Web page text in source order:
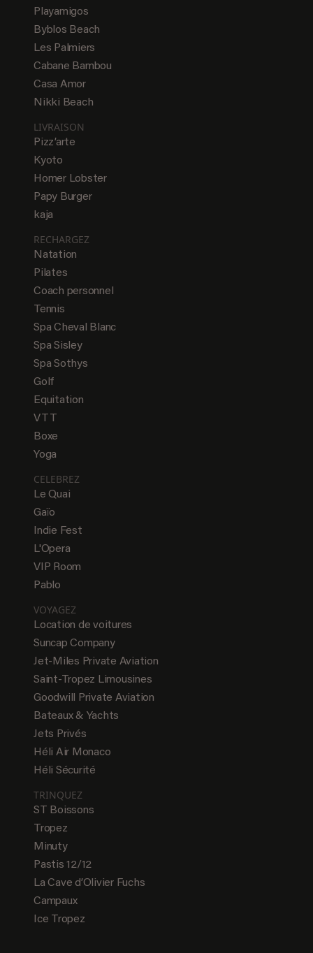
Playamigos
Byblos Beach
Les Palmiers
Cabane Bambou
Casa Amor
Nikki Beach
LIVRAISON
Pizz’arte
Kyoto
Homer Lobster
Papy Burger
kaja
RECHARGEZ
Natation
Pilates
Coach personnel
Tennis
Spa Cheval Blanc
Spa Sisley
Spa Sothys
Golf
Equitation
VTT
Boxe
Yoga
CELEBREZ
Le Quai
Gaïo
Indie Fest
L'Opera
VIP Room
Pablo
VOYAGEZ
Location de voitures
Suncap Company
Jet-Miles Private Aviation
Saint-Tropez Limousines
Goodwill Private Aviation
Bateaux & Yachts
Jets Privés
Héli Air Monaco
Héli Sécurité
TRINQUEZ
ST Boissons
Tropez
Minuty
Pastis 12/12
La Cave d’Olivier Fuchs
Campaux
Ice Tropez